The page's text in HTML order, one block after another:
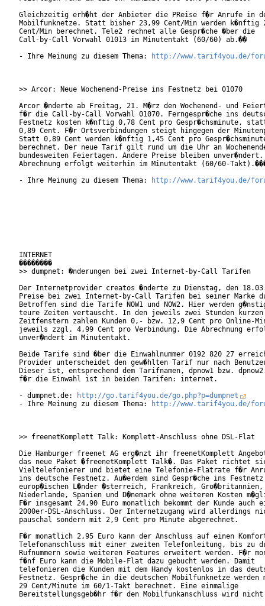
Gleichzeitig erh�ht der Anbieter die PReise f�r Anrufe in
Mobilfunknetze. Statt bisher 23,99 Cent/Min werden k�nftig
Cent/Min berechnet. Tele2 rechnet alle Gespr�che �ber die
Call-by-Call Vorwahl 01013 im Minutentakt (60/60) ab.��
- Ihre Meinung zu diesem Thema:
http://www.tarif4you.de/
>> Arcor: Neue Wochenend-Preise ins Festnetz bei 01070
Arcor �nderte ab Freitag, 21. M�rz den Wochenend- und
f�r die Call-by-Call Vorwahl 01070. Ferngespr�che ins
Festnetz kosten k�nftig 0,78 Cent pro Gespr�chsminute,
0,89 Cent. F�r Ortsverbindungen steigt hingegen der
Statt 0,89 Cent werden k�nftig 1,45 Cent pro
berechnet. Der neue Tarif gilt rund um die Uhr an
bundesweiten Feiertagen. Andere Preise bleiben unver�ndert.
Abrechnung erfolgt weiterhin im Minutentakt (60/60-
- Ihre Meinung zu diesem Thema:
http://www.tarif4you.de/
INTERNET
��������
>> dumpnet: �nderungen bei zwei Internet-by-Call Tarifen
Der Internetprovider creatos �nderte zu Dienstag, den
Preise bei zwei Internet-by-Call Tarifen bei seiner Marke
Betroffen sind die Tarife NOW1 und NOW2. Hier werden
teure Zeiten vertauscht. In den jeweils zwei Stunden kurzen
Zeitfenstern zahlen Kunden 0,- bzw. 12,9 Cent pro Online-
jeweils zzgl. 4,99 Cent pro Verbindung. Die Abrechnung
unver�ndert im Minutentakt.
Beide Tarife sind �ber die Einwahlnummer 0192 820 27
Provider unterscheidet den gew�hlten Tarif nur nach
Dieser ist, entsprechend dem Tarifnamen, dpnow1 bzw.
f�r die Einwahl ist in beiden Tarifen: internet.
- dumpnet.de:
http://go.tarif4you.de/go.php?p=dumpnet
- Ihre Meinung zu diesem Thema:
http://www.tarif4you.de/
>> freenetKomplett Talk: Komplett-Anschluss ohne DSL-Flat
Die Hamburger freenet AG erg�nzt ihr freenetKomplett
das neue Paket �freenetKomplett Talk�. Das Paket richtet
Vieltelefonierer und bietet eine Telefonie-Flatrate f�r
ins deutsche Festnetz. Au�erdem sind Gespr�che ins
europ�ischen L�nder �sterreich, Frankreich,
Niederlande, Spanien und D�nemark ohne weiteren Kosten
F�r insgesamt 24,90 Euro monatlich bekommt der Kunde auch
2000er-DSL-Anschluss. Der Internetzugang wird allerdings
pauschal sondern mit 2,9 Cent pro Minute abgerechnet.
F�r monatlich 2,95 Euro kann der Anschluss auf einen
Telefonanschluss mit einer zweiten Telefonleitung, bis zu
Rufnummern sowie weiteren Features erweitert werden. F�r
f�nf Euro kann die Mobile-Flat dazu gebucht werden. Damit
telefonieren die Kunden mit dem Handy kostenlos in das
Festnetz. Gespr�che in die deutschen Mobilfunknetze werden
29 Cent/Minute im 60/1-Takt berechnet. Eine einmalige
Bereitstellungsgeb�hr f�r den Mobilfunkanschluss wird nicht